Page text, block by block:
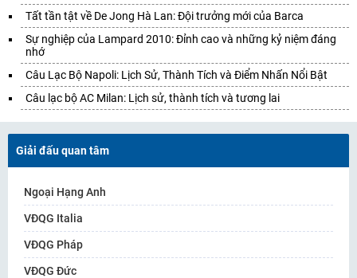
Tất tần tật về De Jong Hà Lan: Đội trưởng mới của Barca
Sự nghiệp của Lampard 2010: Đỉnh cao và những kỷ niệm đáng
nhớ
Câu Lạc Bộ Napoli: Lịch Sử, Thành Tích và Điểm Nhấn Nổi Bật
Câu lạc bộ AC Milan: Lịch sử, thành tích và tương lai
Giải đấu quan tâm
Ngoại Hạng Anh
VĐQG Italia
VĐQG Pháp
VĐQG Đức